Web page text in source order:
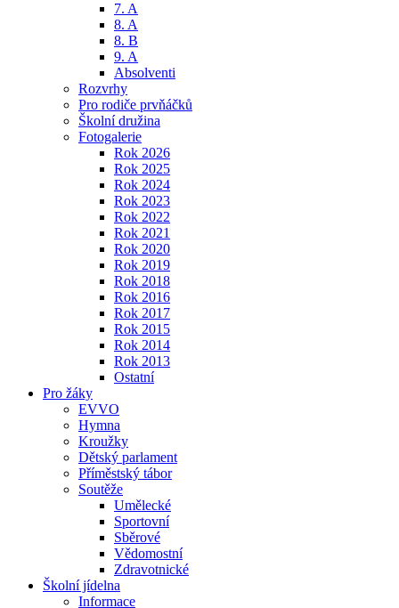
7. A
8. A
8. B
9. A
Absolventi
Rozvrhy
Pro rodiče prvňáčků
Školní družina
Fotogalerie
Rok 2026
Rok 2025
Rok 2024
Rok 2023
Rok 2022
Rok 2021
Rok 2020
Rok 2019
Rok 2018
Rok 2016
Rok 2017
Rok 2015
Rok 2014
Rok 2013
Ostatní
Pro žáky
EVVO
Hymna
Kroužky
Dětský parlament
Příměstský tábor
Soutěže
Umělecké
Sportovní
Sběrové
Vědomostní
Zdravotnické
Školní jídelna
Informace